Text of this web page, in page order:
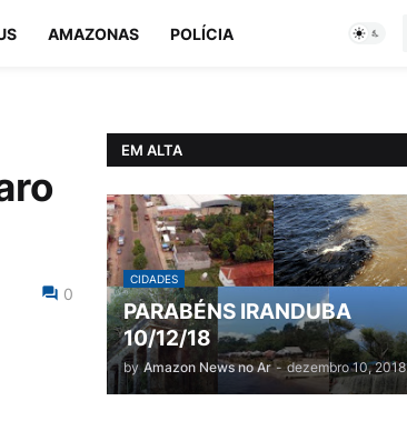
AMAZONAS POLÍCIA
0
EM ALTA
CIDADES
PARABÉNS IRANDUBA
10/12/18
by Amazon News no Ar - dezembro 10, 2018